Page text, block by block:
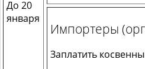
До 20
января
Импортеры
Заплатить